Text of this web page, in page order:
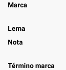
Marca
Lema
Nota
Término marca